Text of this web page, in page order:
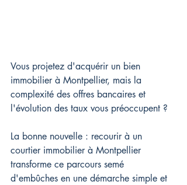
Vous projetez d'acquérir un bien
immobilier à Montpellier, mais la
complexité des offres bancaires et
l'évolution des taux vous préoccupent ?
La bonne nouvelle : recourir à un
courtier immobilier à Montpellier
transforme ce parcours semé
d'embûches en une démarche simple et